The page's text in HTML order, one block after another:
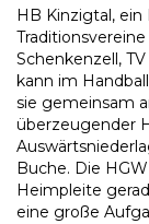
HB Kinzigtal,
Schenkenzell,
kann im
sie gemeinsam
überzeugender
Buche. Die
Heimpleite
eine große